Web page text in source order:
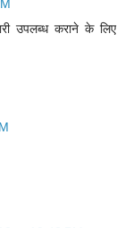
उपलब्ध कराने के लिए